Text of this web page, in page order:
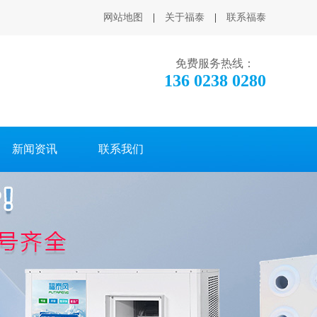
网站地图 关于福泰 联系福泰
免费服务热线：
136 0238 0280
新闻资讯 联系我们